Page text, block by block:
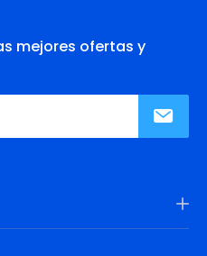
mejores ofertas y